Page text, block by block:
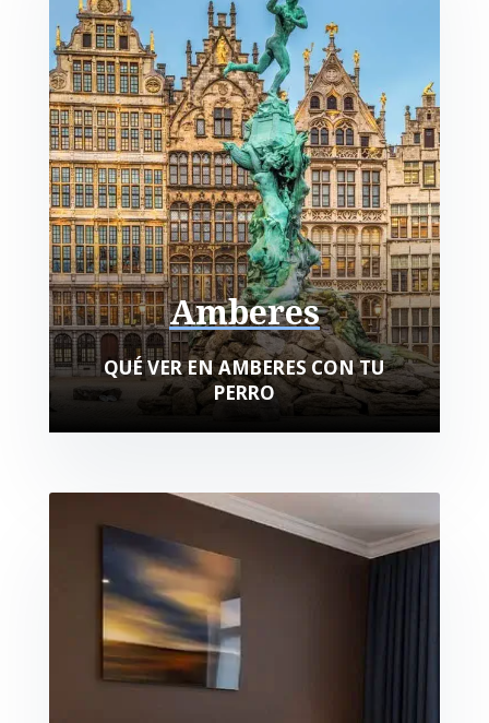
Amberes
QUÉ VER EN AMBERES CON TU
PERRO